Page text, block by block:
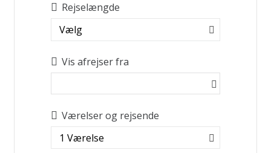
Rejselængde
Vælg
Vis afrejser fra
Værelser og rejsende
1 Værelse